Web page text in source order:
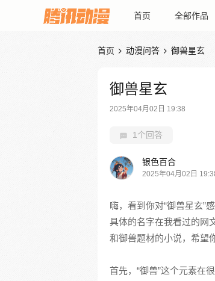
首页 全部作品
首页  动漫问答  御兽星玄
御兽星玄
2025年04月02日 19:38
1个回答
银色百合
2025年04月02日
嗨，看到你对“御兽星玄”
具体的名字在我看过的网
和御兽题材的小说，希望
首先，“御兽”这个元素在